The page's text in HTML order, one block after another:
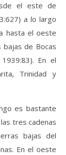
el este de
a lo largo
hasta el oeste
de Bocas
En el
Trinidad y
es bastante
tres cadenas
bajas del
En el oeste